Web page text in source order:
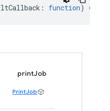
: function) =>
printJob
PrintJob